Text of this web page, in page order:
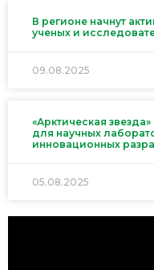
В регионе начнут
ученых и
09.08.2025
«Арктическая
для научных
инновационных
05.08.2025